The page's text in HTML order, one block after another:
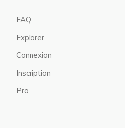
FAQ
Explorer
Connexion
Inscription
Pro